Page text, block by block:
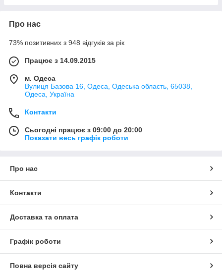
Про нас
73% позитивних з 948 відгуків за рік
Працює з 14.09.2015
м. Одеса
Вулиця Базова 16, Одеса, Одеська область, 65038,
Одеса, Україна
Контакти
Сьогодні працює з 09:00 до 20:00
Показати весь графік роботи
Про нас
Контакти
Доставка та оплата
Графік роботи
Повна версія сайту